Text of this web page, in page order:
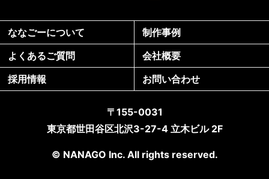
ななごーについて
制作事例
よくあるご質問
会社概要
採用情報
お問い合わせ
〒155-0031
東京都世田谷区北沢3-27-4 立木ビル 2F
© NANAGO Inc. All rights reserved.